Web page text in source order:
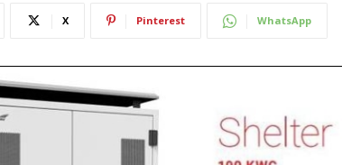
X Pinterest WhatsApp